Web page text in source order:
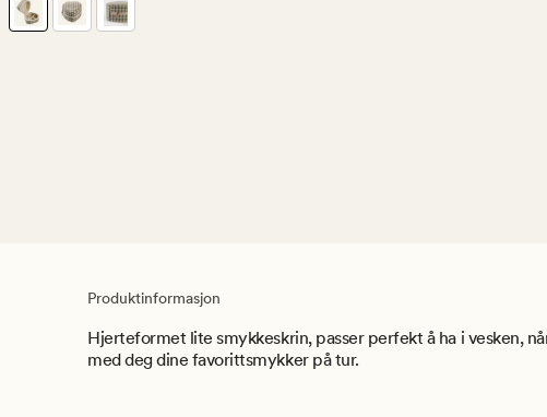
Produktinformasjon
Hjerteformet lite smykkeskrin, passer perfekt å ha i vesken,
med deg dine favorittsmykker på tur.